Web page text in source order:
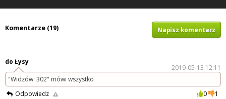
Komentarze (19) Napisz komentarz
do Łysy
2019-05-13 12:11
"Widzów: 302" mówi wszystko
Odpowiedz
0
1